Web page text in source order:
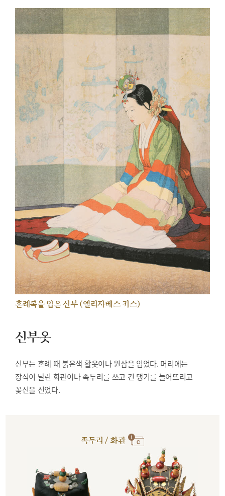
혼례복을 입은 신부 (엘리자베스 키스)
신부옷
신부는 혼례 때 붉은색 활옷이나 원삼을 입었다. 머리에는
장식이 달린 화관이나 족두리를 쓰고 긴 댕기를 늘어뜨리고
꽃신을 신었다.
족두리 / 화관